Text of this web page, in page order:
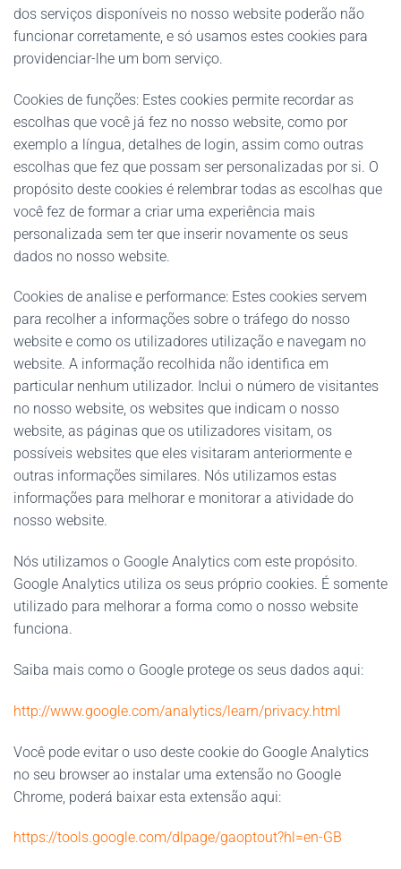
dos serviços disponíveis no nosso website poderão não
funcionar corretamente, e só usamos estes cookies para
providenciar-lhe um bom serviço.
Cookies de funções: Estes cookies permite recordar as
escolhas que você já fez no nosso website, como por
exemplo a língua, detalhes de login, assim como outras
escolhas que fez que possam ser personalizadas por si. O
propósito deste cookies é relembrar todas as escolhas que
você fez de formar a criar uma experiência mais
personalizada sem ter que inserir novamente os seus
dados no nosso website.
Cookies de analise e performance: Estes cookies servem
para recolher a informações sobre o tráfego do nosso
website e como os utilizadores utilização e navegam no
website. A informação recolhida não identifica em
particular nenhum utilizador. Inclui o número de visitantes
no nosso website, os websites que indicam o nosso
website, as páginas que os utilizadores visitam, os
possíveis websites que eles visitaram anteriormente e
outras informações similares. Nós utilizamos estas
informações para melhorar e monitorar a atividade do
nosso website.
Nós utilizamos o Google Analytics com este propósito.
Google Analytics utiliza os seus próprio cookies. É somente
utilizado para melhorar a forma como o nosso website
funciona.
Saiba mais como o Google protege os seus dados aqui:
http://www.google.com/analytics/learn/privacy.html
Você pode evitar o uso deste cookie do Google Analytics
no seu browser ao instalar uma extensão no Google
Chrome, poderá baixar esta extensão aqui:
https://tools.google.com/dlpage/gaoptout?hl=en-GB